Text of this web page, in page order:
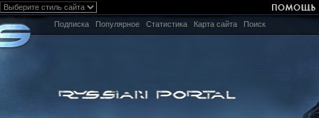
Подписка Популярное Статистика Карта сайта Поиск